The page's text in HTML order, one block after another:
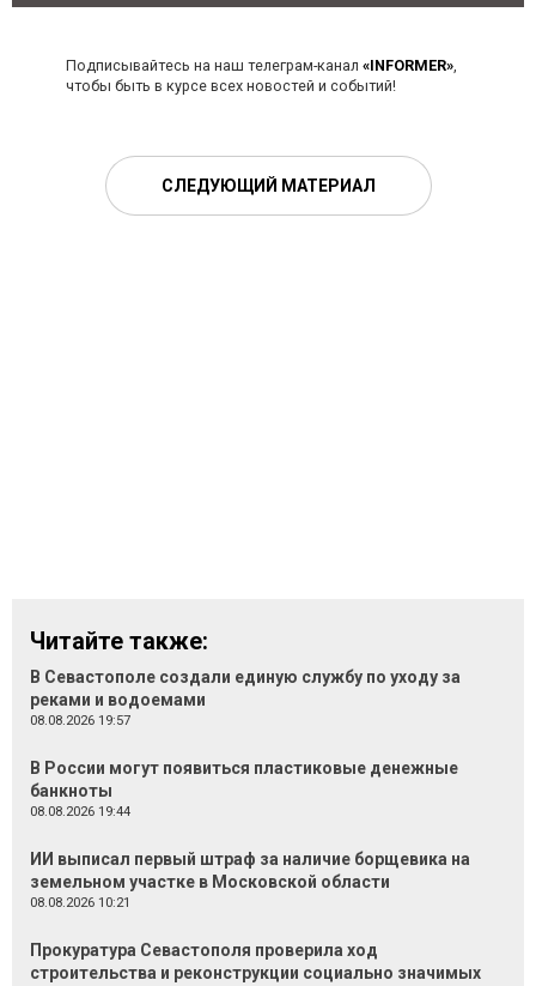
Подписывайтесь на наш телеграм-канал «INFORMER»,
чтобы быть в курсе всех новостей и событий!
СЛЕДУЮЩИЙ МАТЕРИАЛ
Читайте также:
В Севастополе создали единую службу по уходу за
реками и водоемами
08.08.2026 19:57
В России могут появиться пластиковые денежные
банкноты
08.08.2026 19:44
ИИ выписал первый штраф за наличие борщевика на
земельном участке в Московской области
08.08.2026 10:21
Прокуратура Севастополя проверила ход
строительства и реконструкции социально значимых